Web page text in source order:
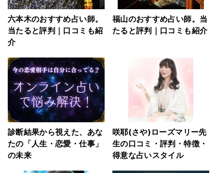
六本木のおすすめ占い師。
当たると評判｜口コミも紹
介
福山のおすすめ占い師。当
たると評判｜口コミも紹介
診断結果から視えた、あな
たの「人生・恋愛・仕事」
の未来
咲耶(さや)ローズマリー先
生の口コミ・評判・特徴・
得意な占いスタイル